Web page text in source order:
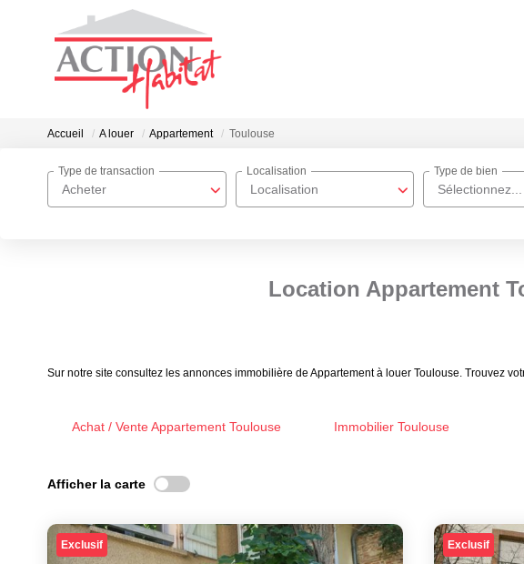
Accueil A louer Appartement Toulouse
Acheter
Type de transaction
Localisation
Localisation
Sélectionnez...
Type de bien
Location Appartement
Sur notre site consultez les annonces immobilière de Appartement à louer Toulouse. Trouvez
Achat / Vente Appartement Toulouse Immobilier Toulouse
Afficher la carte
Exclusif Exclusif